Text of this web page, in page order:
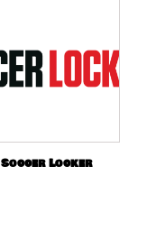
Soccer Locker